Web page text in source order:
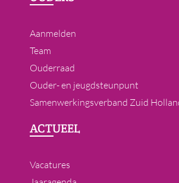
Aanmelden
Team
Ouderraad
Ouder- en jeugdsteunpunt
Samenwerkingsverband Zuid
ACTUEEL
Vacatures